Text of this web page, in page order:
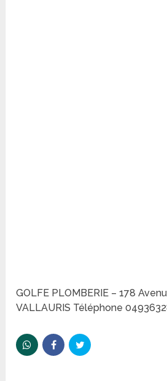
GOLFE PLOMBERIE – 178
VALLAURIS Téléphone